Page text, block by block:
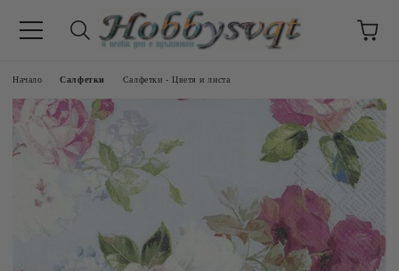
Начало Салфетки Салфетки - Цветя и листа